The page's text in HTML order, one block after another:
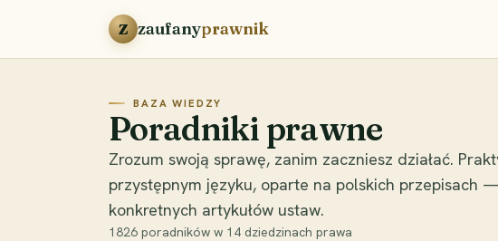
Przejdź do treści
Z zaufanyprawnik
BAZA WIEDZY
Poradniki prawne
Zrozum swoją sprawę, zanim zaczniesz działać.
przystępnym języku, oparte na polskich przepisach
konkretnych artykułów ustaw.
1826 poradników w 14 dziedzinach prawa